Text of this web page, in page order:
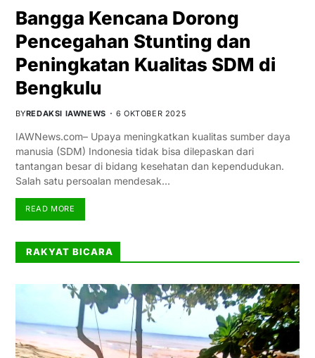
Bangga Kencana Dorong
Pencegahan Stunting dan
Peningkatan Kualitas SDM di
Bengkulu
BYREDAKSI IAWNEWS 6 OKTOBER 2025
IAWNews.com– Upaya meningkatkan kualitas sumber daya
manusia (SDM) Indonesia tidak bisa dilepaskan dari
tantangan besar di bidang kesehatan dan kependudukan.
Salah satu persoalan mendesak…
READ MORE
RAKYAT BICARA